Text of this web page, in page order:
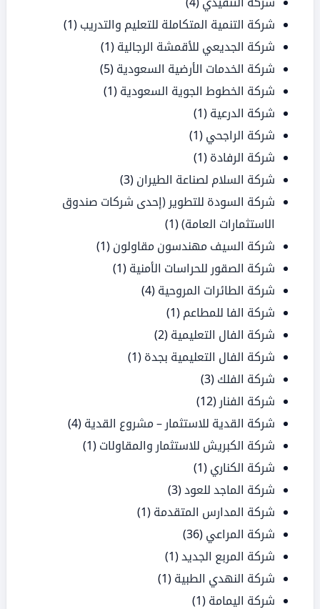
شركة التنمية المتكاملة للتعليم والتدريب (1)
شركة الجديعي للأقمشة الرجالية (1)
شركة الخدمات الأرضية السعودية (5)
شركة الخطوط الجوية السعودية (1)
شركة الدرعية (1)
شركة الراجحي (1)
شركة الرفادة (1)
شركة السلام لصناعة الطيران (3)
شركة السودة للتطوير (إحدى شركات صندوق
الاستثمارات العامة)(1)
شركة السيف مهندسون مقاولون (1)
شركة الصقور للحراسات الأمنية (1)
شركة الطائرات المروحية (4)
شركة الفا للمطاعم (1)
شركة الفال التعليمية (2)
شركة الفال التعليمية بجدة (1)
شركة الفلك (3)
شركة الفنار (12)
شركة القدية للاستثمار – مشروع القدية (4)
شركة الكبريش للاستثمار والمقاولات (1)
شركة الكناري (1)
شركة الماجد للعود(3)
شركة المدارس المتقدمة (1)
شركة المراعي (36)
شركة المربع الجديد(1)
شركة النهدي الطبية (1)
شركة اليمامة (1)